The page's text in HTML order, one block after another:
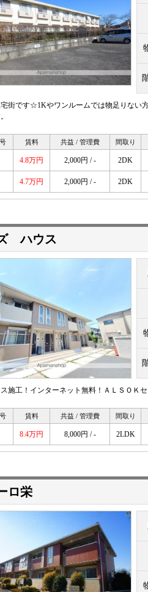
街です☆1Kやワンルームでは物足りない
賃料 共益 / 管理費 間取り
4.8万円 2,000円 / - 2DK
4.7万円 2,000円 / - 2DK
ハウス
施工！インターネット無料！ＡＬＳＯＫ
賃料 共益 / 管理費 間取り
8.4万円 8,000円 / - 2LDK
ロ栄